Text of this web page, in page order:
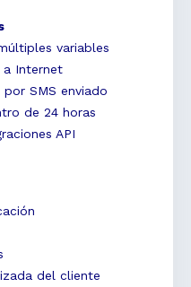
variables
a Internet
SMS enviado
de 24 horas
API
del cliente